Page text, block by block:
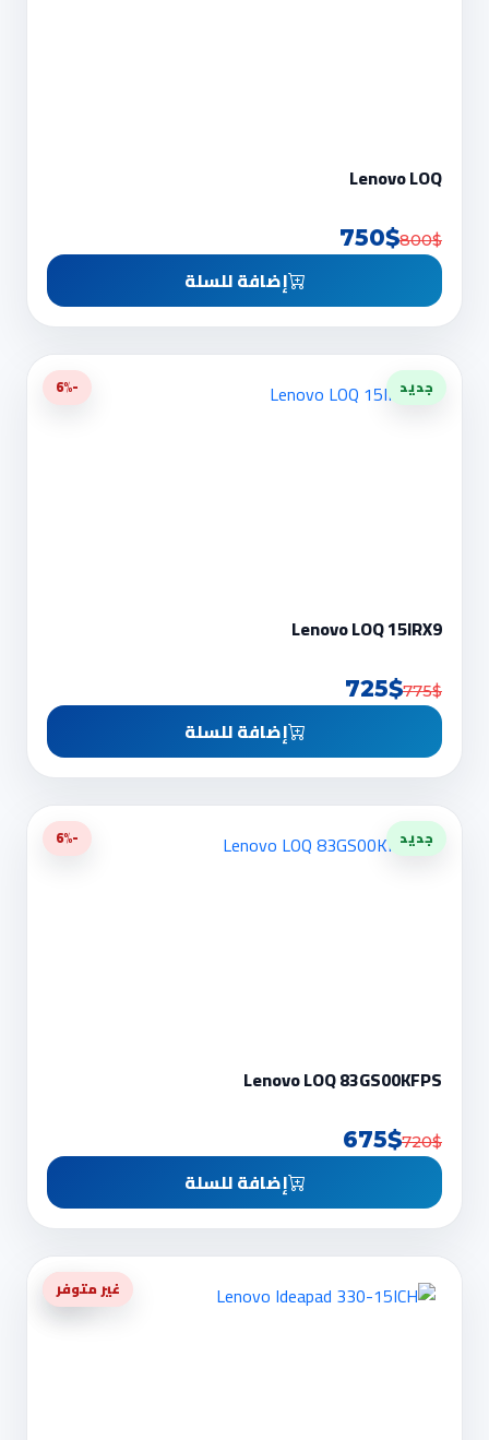
Lenovo LOQ
800$
750$
إضافة للسلة
جديد -6%
Lenovo LOQ 15IRX9
775$
725$
إضافة للسلة
جديد -6%
Lenovo LOQ 83GS00KFPS
720$
675$
إضافة للسلة
-4%
غير متوفر